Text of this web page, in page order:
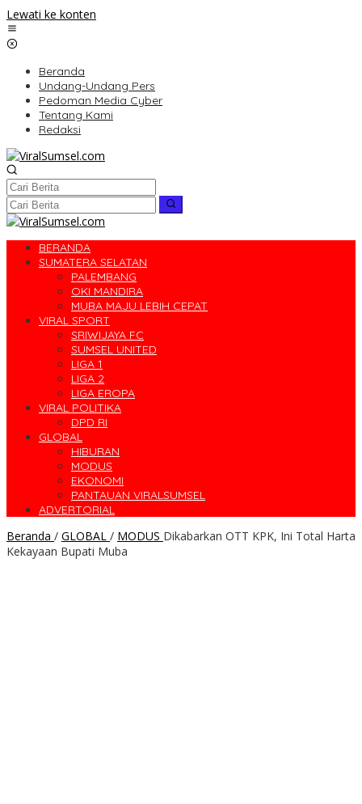
Lewati ke konten
Beranda
Undang-Undang Pers
Pedoman Media Cyber
Tentang Kami
Redaksi
BERANDA
SUMATERA SELATAN
PALEMBANG
OKI MANDIRA
MUBA MAJU LEBIH CEPAT
VIRAL SPORT
SRIWIJAYA FC
SUMSEL UNITED
LIGA 1
LIGA 2
LIGA EROPA
VIRAL POLITIKA
DPD RI
GLOBAL
HIBURAN
MODUS
EKONOMI
PANTAUAN VIRALSUMSEL
ADVERTORIAL
Beranda / GLOBAL / MODUS Dikabarkan OTT KPK, Ini Total Harta
Kekayaan Bupati Muba